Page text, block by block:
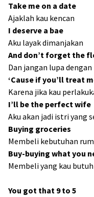
Take me on a date
Ajaklah kau kencan
I deserve a bae
Aku layak dimanjakan
And don’t forget the
Dan jangan lupa
‘Cause if you’ll treat
Karena jika kau
I’ll be the perfect wife
Aku akan jadi istri yang
Buying groceries
Membeli kebutuhan
Buy-buying what you
Membeli yang kau
You got that 9 to 5